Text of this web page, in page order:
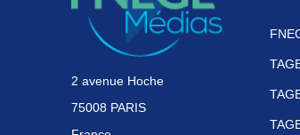
2 avenue Hoche
75008 PARIS